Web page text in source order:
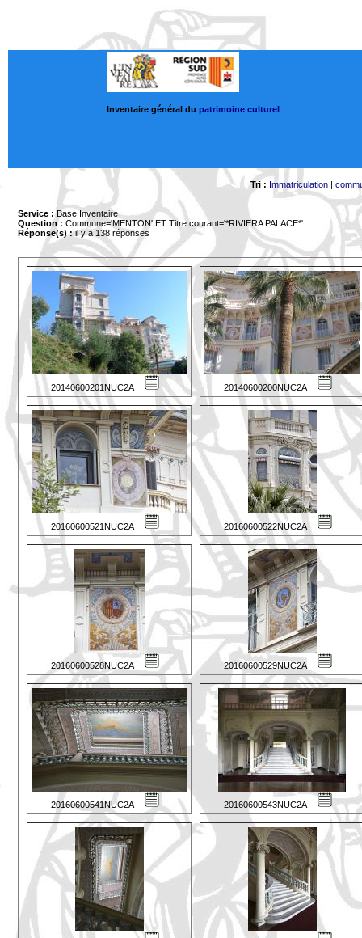
Inventaire général du patrimoine culturel
Tri : Immatriculation|
Service : Base Inventaire
Question : Commune='MENTON' ET Titre courant='*RIVIERA PALACE*'
Réponse(s) :il y a 138 réponses
20140600201NUC2A 20140600200NUC2A
20160600521NUC2A 20160600522NUC2A
20160600528NUC2A 20160600529NUC2A
20160600541NUC2A 20160600543NUC2A